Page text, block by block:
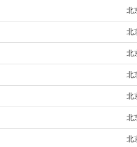
北
北
北
北
北
北
北